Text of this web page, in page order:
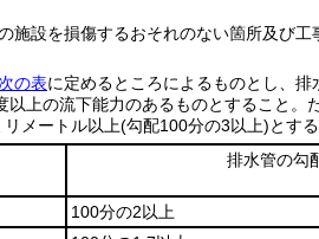
施設を損傷するおそれのない箇所及び工
の表に定めるところによるものとし、排
上の流下能力のあるものとすること。
メートル以上(勾配100分の3以上)とす
排水管の勾
100分の2以上